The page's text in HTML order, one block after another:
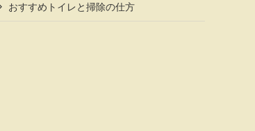
おすすめトイレと掃除の仕方